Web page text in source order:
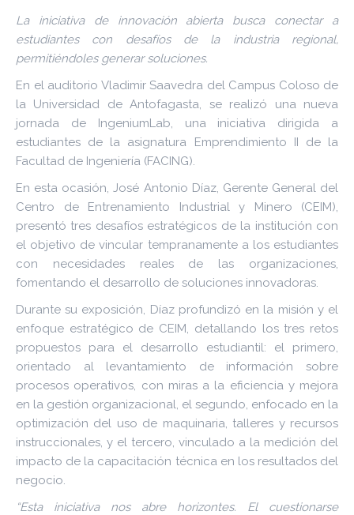
La iniciativa de innovación abierta busca conectar a
estudiantes con desafíos de la industria regional,
permitiéndoles generar soluciones.
En el auditorio Vladimir Saavedra del Campus Coloso de
la Universidad de Antofagasta, se realizó una nueva
jornada de IngeniumLab, una iniciativa dirigida a
estudiantes de la asignatura Emprendimiento II de la
Facultad de Ingeniería (FACING).
En esta ocasión, José Antonio Díaz, Gerente General del
Centro de Entrenamiento Industrial y Minero (CEIM),
presentó tres desafíos estratégicos de la institución con
el objetivo de vincular tempranamente a los estudiantes
con necesidades reales de las organizaciones,
fomentando el desarrollo de soluciones innovadoras.
Durante su exposición, Díaz profundizó en la misión y el
enfoque estratégico de CEIM, detallando los tres retos
propuestos para el desarrollo estudiantil: el primero,
orientado al levantamiento de información sobre
procesos operativos, con miras a la eficiencia y mejora
en la gestión organizacional, el segundo, enfocado en la
optimización del uso de maquinaria, talleres y recursos
instruccionales, y el tercero, vinculado a la medición del
impacto de la capacitación técnica en los resultados del
negocio.
“Esta iniciativa nos abre horizontes. El cuestionarse